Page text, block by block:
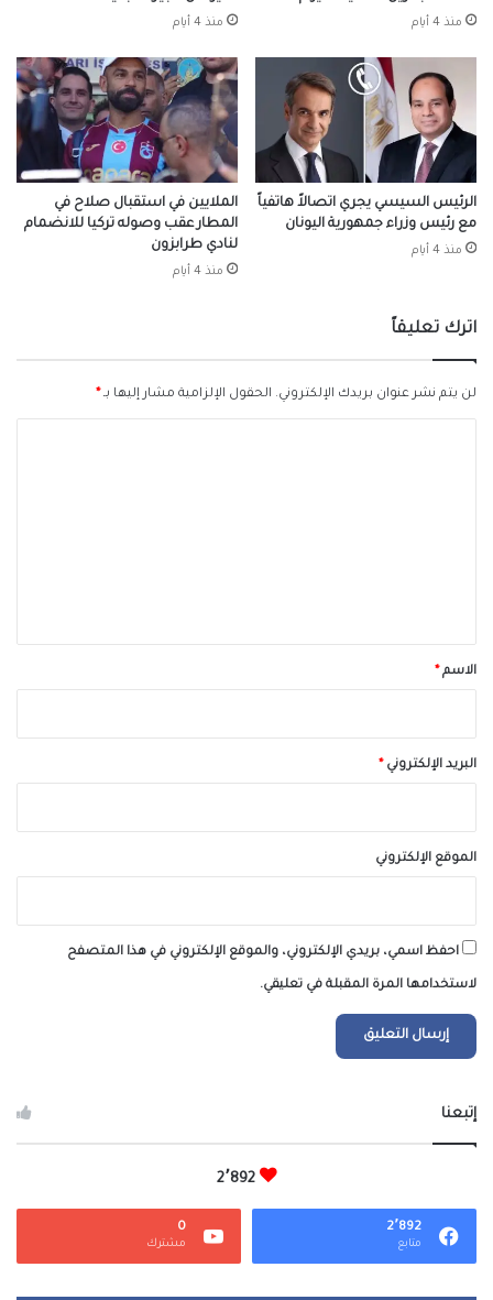
منذ 4 أيام منذ 4 أيام
الرئيس السيسي يجري اتصالاً هاتفياً
مع رئيس وزراء جمهورية اليونان
منذ 4 أيام
الملايين في استقبال صلاح في
المطار عقب وصوله تركيا للانضمام
لنادي طرابزون
منذ 4 أيام
اترك تعليقاً
لن يتم نشر عنوان بريدك الإلكتروني. الحقول الإلزامية مشار إليها بـ*
*الاسم*
البريد الإلكتروني*
الموقع الإلكتروني
احفظ اسمي، بريدي الإلكتروني، والموقع الإلكتروني في هذا المتصفح
لاستخدامها المرة المقبلة في تعليقي.
إتبعنا
2٬892
2٬892
متابع
0
مشترك